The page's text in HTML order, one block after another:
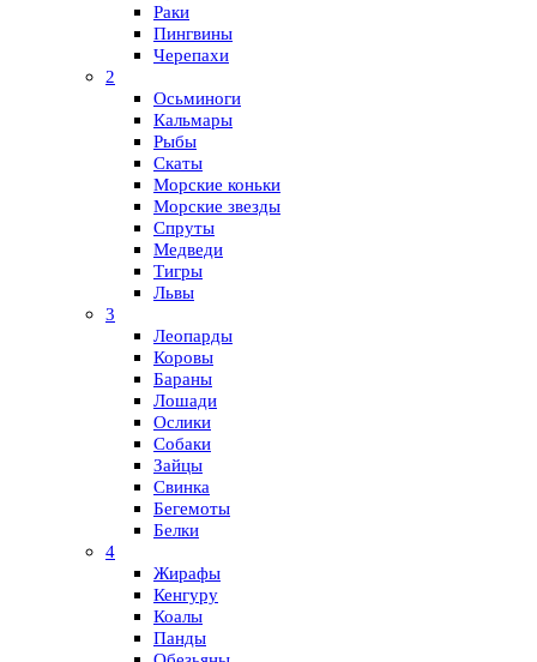
Раки
Пингвины
Черепахи
2
Осьминоги
Кальмары
Рыбы
Скаты
Морские коньки
Морские звезды
Спруты
Медведи
Тигры
Львы
3
Леопарды
Коровы
Бараны
Лошади
Ослики
Собаки
Зайцы
Свинка
Бегемоты
Белки
4
Жирафы
Кенгуру
Коалы
Панды